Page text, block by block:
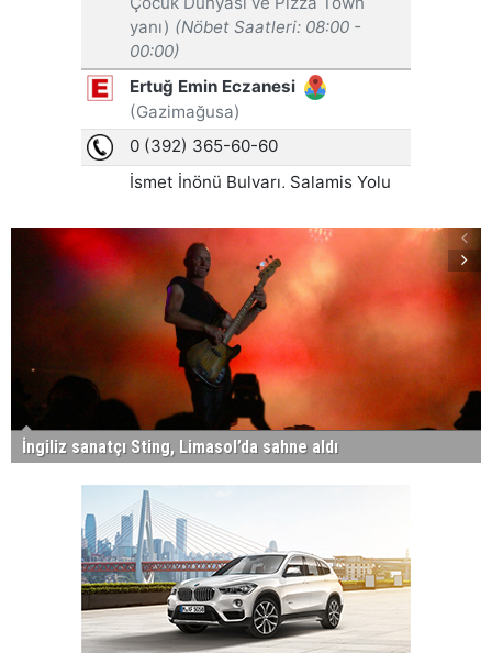
İngiliz sanatçı Sting, Limasol’da sahne aldı